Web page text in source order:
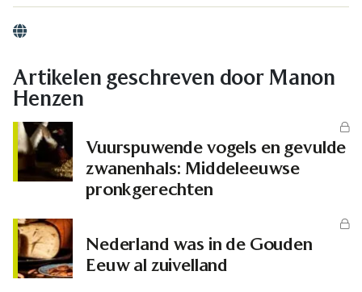
Zoek
Website
Artikelen geschreven door Manon
Henzen
Vuurspuwende vogels en gevulde
zwanenhals: Middeleeuwse
pronkgerechten
Nederland was in de Gouden
Eeuw al zuivelland